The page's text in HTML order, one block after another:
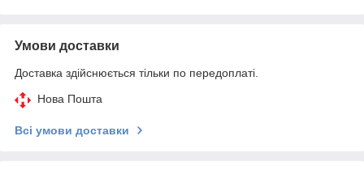
Умови доставки
Доставка здійснюється тільки по передоплаті.
Нова Пошта
Всі умови доставки